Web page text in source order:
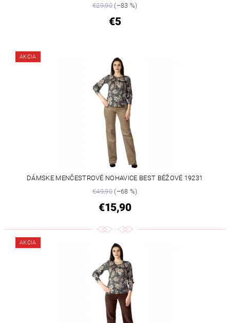
€29,90(–83 %)
€5
AKCIA
DÁMSKE MENČESTROVÉ NOHAVICE BEST BÉŽOVÉ 19231
€49,90(–68 %)
€15,90
AKCIA